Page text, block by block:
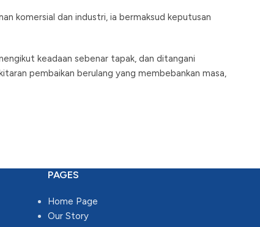
komersial dan industri, ia bermaksud keputusan
keadaan sebenar tapak, dan ditangani
pembaikan berulang yang membebankan masa,
PAGES
Home Page
Our Story